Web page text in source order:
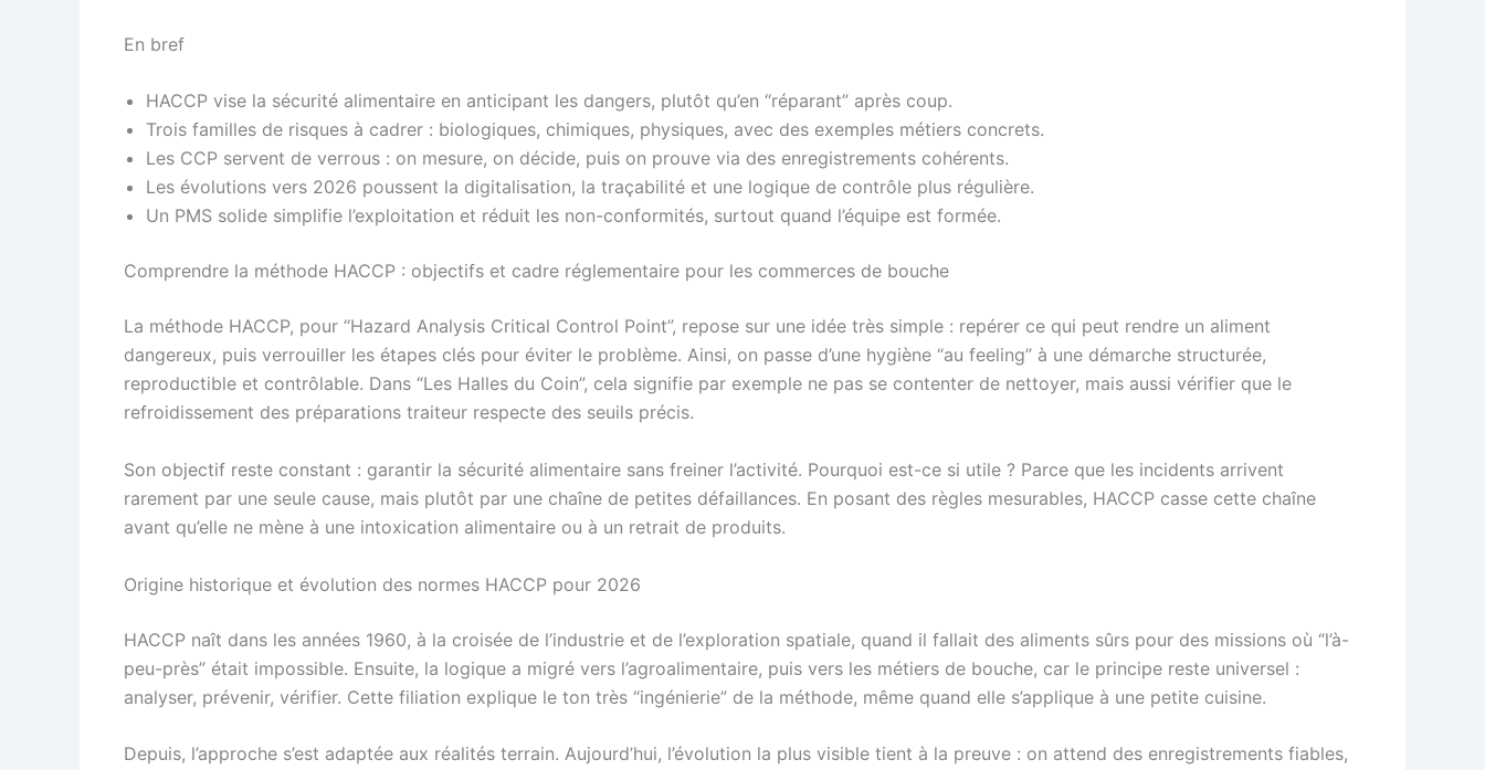
En bref
HACCP vise la sécurité alimentaire en anticipant les dangers, plutôt qu’en “réparant” après coup.
Trois familles de risques à cadrer : biologiques, chimiques, physiques, avec des exemples métiers concrets.
Les CCP servent de verrous : on mesure, on décide, puis on prouve via des enregistrements cohérents.
Les évolutions vers 2026 poussent la digitalisation, la traçabilité et une logique de contrôle plus régulière.
Un PMS solide simplifie l’exploitation et réduit les non-conformités, surtout quand l’équipe est formée.
Comprendre la méthode HACCP : objectifs et cadre réglementaire pour les commerces de bouche
La méthode HACCP, pour “Hazard Analysis Critical Control Point”, repose sur une idée très simple : repérer ce qui peut rendre un aliment
dangereux, puis verrouiller les étapes clés pour éviter le problème. Ainsi, on passe d’une hygiène “au feeling” à une démarche structurée,
reproductible et contrôlable. Dans “Les Halles du Coin”, cela signifie par exemple ne pas se contenter de nettoyer, mais aussi vérifier que le
refroidissement des préparations traiteur respecte des seuils précis.
Son objectif reste constant : garantir la sécurité alimentaire sans freiner l’activité. Pourquoi est-ce si utile ? Parce que les incidents arrivent
rarement par une seule cause, mais plutôt par une chaîne de petites défaillances. En posant des règles mesurables, HACCP casse cette chaîne
avant qu’elle ne mène à une intoxication alimentaire ou à un retrait de produits.
Origine historique et évolution des normes HACCP pour 2026
HACCP naît dans les années 1960, à la croisée de l’industrie et de l’exploration spatiale, quand il fallait des aliments sûrs pour des missions où “l’à-
peu-près” était impossible. Ensuite, la logique a migré vers l’agroalimentaire, puis vers les métiers de bouche, car le principe reste universel :
analyser, prévenir, vérifier. Cette filiation explique le ton très “ingénierie” de la méthode, même quand elle s’applique à une petite cuisine.
Depuis, l’approche s’est adaptée aux réalités terrain. Aujourd’hui, l’évolution la plus visible tient à la preuve : on attend des enregistrements fiables,